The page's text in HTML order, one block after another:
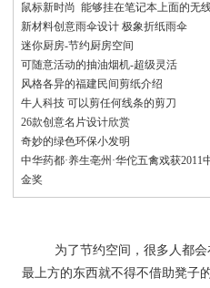
鼠标新时尚 能够挂在笔记本上面的无
新材料创意雨伞设计 极象折纸雨伞
迷你厨房-节约厨房空间
可随意活动的抽油烟机-超级灵活
风格各异的福建民间剪纸介绍
牛人科技 可以剪任何线条的剪刀
26款创意名片设计欣赏
奇妙的绿色环保小发明
中华药都·养生亳州·华佗五禽戏获2011
金奖
为了节约空间，很多人都会
最上方的东西就不得不借助凳子的